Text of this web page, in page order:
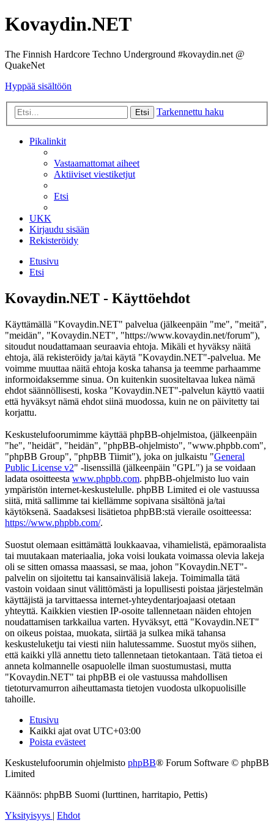
Kovaydin.NET
The Finnish Hardcore Techno Underground #kovaydin.net @
QuakeNet
Hyppää sisältöön
Etsi Tarkennettu haku
Pikalinkit
Vastaamattomat aiheet
Aktiiviset viestiketjut
Etsi
UKK
Kirjaudu sisään
Rekisteröidy
Etusivu
Etsi
Kovaydin.NET - Käyttöehdot
Käyttämällä "Kovaydin.NET" palvelua (jälkeenpäin "me", "meitä",
"meidän", "Kovaydin.NET", "https://www.kovaydin.net/forum"),
sitoudut noudattamaan seuraavia ehtoja. Mikäli et hyväksy näitä
ehtoja, älä rekisteröidy ja/tai käytä "Kovaydin.NET"-palvelua. Me
voimme muuttaa näitä ehtoja koska tahansa ja teemme parhaamme
informoidaksemme sinua. On kuitenkin suositeltavaa lukea nämä
ehdot säännöllisesti, koska "Kovaydin.NET"-palvelun käyttö vaatii
että hyväksyt nämä ehdot siinä muodossa, kuin ne on päivitetty tai
korjattu.
Keskustelufoorumimme käyttää phpBB-ohjelmistoa, (jälkeenpäin
"he", "heidät", "heidän", "phpBB-ohjelmisto", "www.phpbb.com",
"phpBB Group", "phpBB Tiimit"), joka on julkaistu "General
Public License v2" -lisenssillä (jälkeenpäin "GPL") ja se voidaan
ladata osoitteesta www.phpbb.com. phpBB-ohjelmisto luo vain
ympäristön internet-keskustelulle. phpBB Limited ei ole vastuussa
siitä, mitä sallimme tai kiellämme sopivana sisältönä ja/tai
käytöksenä. Saadaksesi lisätietoa phpBB:stä vieraile osoitteessa:
https://www.phpbb.com/.
Suostut olemaan esittämättä loukkaavaa, vihamielistä, epämoraalista
tai muutakaan materiaalia, joka voisi loukata voimassa olevia lakeja
oli se sitten omassa maassasi, se maa, johon "Kovaydin.NET"-
palvelin on sijoitettu tai kansainvälisiä lakeja. Toimimalla tätä
vastoin voidaan sinut välittömästi ja lopullisesti poistaa järjestelmän
käyttäjistä ja tarvittaessa internet-yhteydentarjoajaasi otetaan
yhteyttä. Kaikkien viestien IP-osoite tallennetaan näiden ehtojen
noudattamisen tarkkailua varten. Hyväksyt, että "Kovaydin.NET"
on oikeus poistaa, muokata, siirtää ja sulkea mikä tahansa
keskusteluketju tai viesti niin halutessamme. Suostut myös siihen,
että kaikki yllä annettu tieto tallennetaan tietokantaan. Tätä tietoa ei
anneta kolmannelle osapuolelle ilman suostumustasi, mutta
"Kovaydin.NET" tai phpBB ei ole vastuussa mahdollisen
tietoturvamurron aiheuttamasta tietojen vuodosta ulkopuolisille
tahoille.
Etusivu
Kaikki ajat ovat UTC+03:00
Poista evästeet
Keskustelufoorumin ohjelmisto phpBB® Forum Software © phpBB
Limited
Käännös: phpBB Suomi (lurttinen, harritapio, Pettis)
Yksityisyys | Ehdot